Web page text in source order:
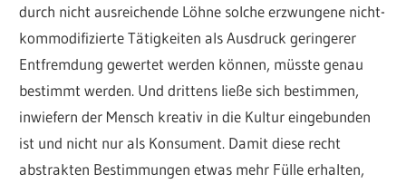
durch nicht ausreichende Löhne solche erzwungene nicht-
kommodifizierte Tätigkeiten als Ausdruck geringerer
Entfremdung gewertet werden können, müsste genau
bestimmt werden. Und drittens ließe sich bestimmen,
inwiefern der Mensch kreativ in die Kultur eingebunden
ist und nicht nur als Konsument. Damit diese recht
abstrakten Bestimmungen etwas mehr Fülle erhalten,